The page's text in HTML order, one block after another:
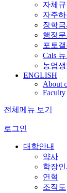
자체규
자주
장학
행정
포토갤
Cals
농업
ENGLISH
About
Faculty
전체메뉴 보기
로그인
대학안내
약사
학장
연혁
조직도